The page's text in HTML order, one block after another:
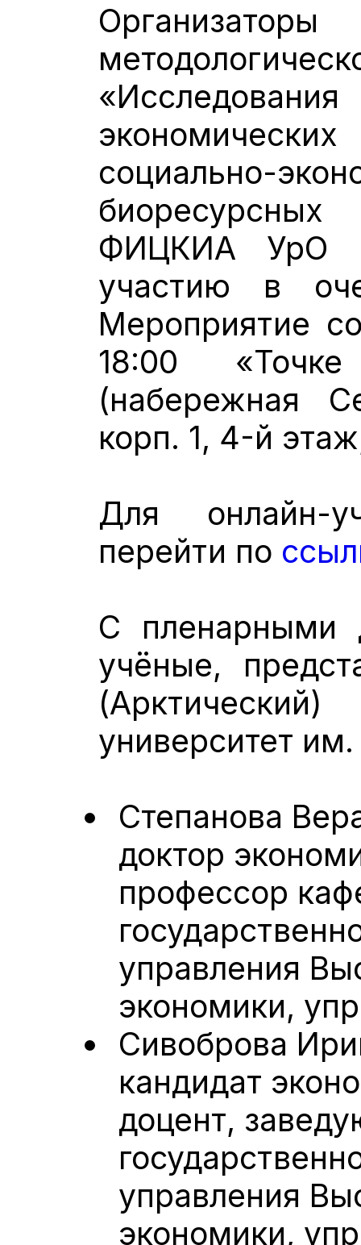
социально-
ФИЦКИА УрО
участию в
Мероприятие
18:00
(набережная
корп. 1, 4-й
Для онлайн-
перейти по
С пленарными
учёные,
университет
Степанова
доктор
профессор
управления
экономики,
Сивоброва
кандидат
доцент,
управления
экономики,